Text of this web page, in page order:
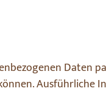
Daten